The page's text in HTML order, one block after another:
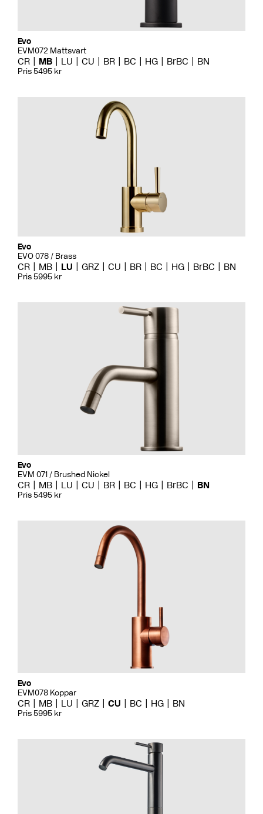
Evo
EVM072 Mattsvart
CR MB LU CU BR BC HG BrBC BN
Pris 5495 kr
Evo
EVO 078 / Brass
CR MB LU GRZ CU BR BC HG BrBC BN
Pris 5995 kr
Evo
EVM 071 / Brushed Nickel
CR MB LU CU BR BC HG BrBC BN
Pris 5495 kr
Evo
EVM078 Koppar
CR MB LU GRZ CU BC HG BN
Pris 5995 kr